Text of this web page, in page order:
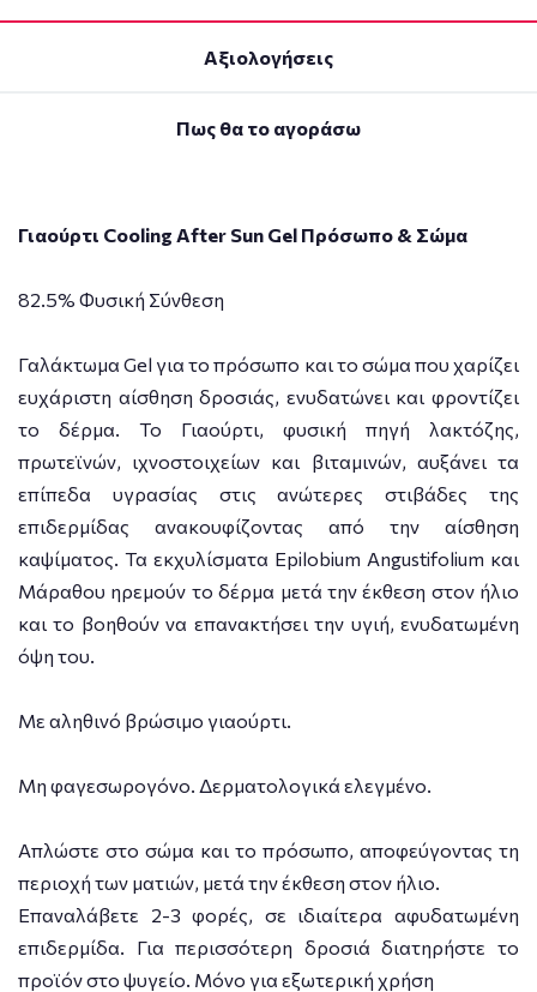
Αξιολογήσεις
Πως θα το αγοράσω
Γιαούρτι Cooling After Sun Gel Πρόσωπο & Σώμα
82.5% Φυσική Σύνθεση
Γαλάκτωμα Gel για το πρόσωπο και το σώμα που χαρίζει
ευχάριστη αίσθηση δροσιάς, ενυδατώνει και φροντίζει
το δέρμα. Το Γιαούρτι, φυσική πηγή λακτόζης,
πρωτεϊνών, ιχνοστοιχείων και βιταμινών, αυξάνει τα
επίπεδα υγρασίας στις ανώτερες στιβάδες της
επιδερμίδας ανακουφίζοντας από την αίσθηση
καψίματος. Τα εκχυλίσματα Epilobium Angustifolium και
Μάραθου ηρεμούν το δέρμα μετά την έκθεση στον ήλιο
και το βοηθούν να επανακτήσει την υγιή, ενυδατωμένη
όψη του.
Με αληθινό βρώσιμο γιαούρτι.
Μη φαγεσωρογόνο. Δερματολογικά ελεγμένο.
Απλώστε στο σώμα και το πρόσωπο, αποφεύγοντας τη
περιοχή των ματιών, μετά την έκθεση στον ήλιο.
Επαναλάβετε 2-3 φορές, σε ιδιαίτερα αφυδατωμένη
επιδερμίδα. Για περισσότερη δροσιά διατηρήστε το
προϊόν στο ψυγείο. Μόνο για εξωτερική χρήση